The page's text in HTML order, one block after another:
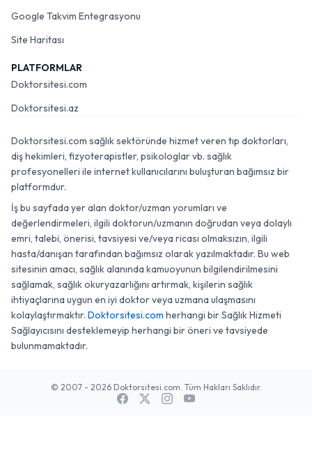
Google Takvim Entegrasyonu
Site Haritası
PLATFORMLAR
Doktorsitesi.com
Doktorsitesi.az
Doktorsitesi.com sağlık sektöründe hizmet veren tıp doktorları,
diş hekimleri, fizyoterapistler, psikologlar vb. sağlık
profesyonelleri ile internet kullanıcılarını buluşturan bağımsız bir
platformdur.
İş bu sayfada yer alan doktor/uzman yorumları ve
değerlendirmeleri, ilgili doktorun/uzmanın doğrudan veya dolaylı
emri, talebi, önerisi, tavsiyesi ve/veya ricası olmaksızın, ilgili
hasta/danışan tarafından bağımsız olarak yazılmaktadır. Bu web
sitesinin amacı, sağlık alanında kamuoyunun bilgilendirilmesini
sağlamak, sağlık okuryazarlığını artırmak, kişilerin sağlık
ihtiyaçlarına uygun en iyi doktor veya uzmana ulaşmasını
kolaylaştırmaktır. Doktorsitesi.com herhangi bir Sağlık Hizmeti
Sağlayıcısını desteklemeyip herhangi bir öneri ve tavsiyede
bulunmamaktadır.
© 2007 - 2026 Doktorsitesi.com. Tüm Hakları Saklıdır.